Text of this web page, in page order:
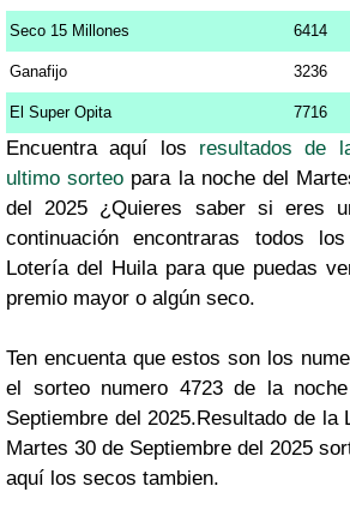
Seco 15 Millones 6414
Ganafijo 3236
El Super Opita 7716
Encuentra aquí los resultados de
ultimo sorteo para la noche del
del 2025 ¿Quieres saber si eres
continuación encontraras todos
Lotería del Huila para que puedas
premio mayor o algún seco.
Ten encuenta que estos son los
el sorteo numero 4723 de la
Septiembre del 2025.Resultado de la
Martes 30 de Septiembre del 2025
aquí los secos tambien.